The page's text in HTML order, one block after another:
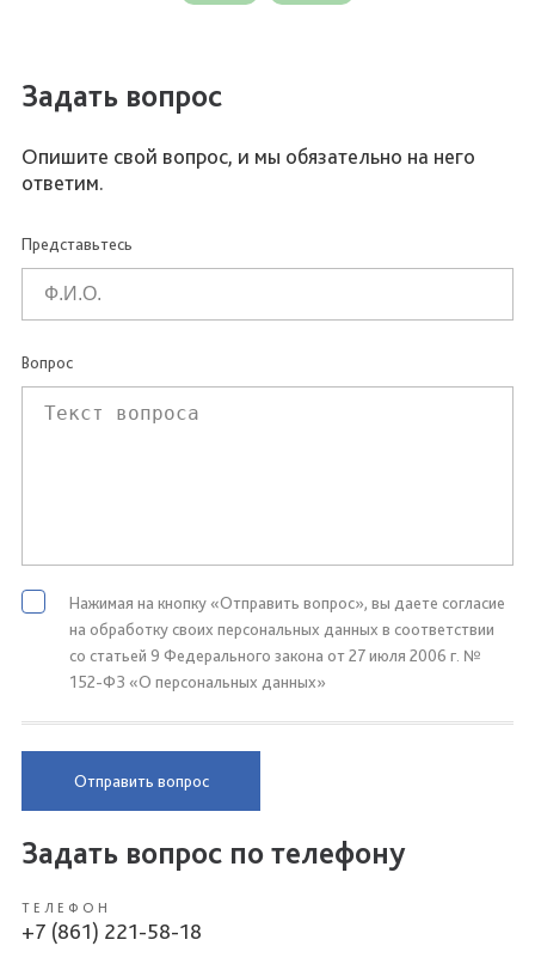
Задать вопрос
Опишите свой вопрос, и мы обязательно на него
ответим.
Представьтесь
Вопрос
Нажимая на кнопку «Отправить вопрос», вы даете согласие
на обработку своих персональных данных в соответствии
со статьей 9 Федерального закона от 27 июля 2006 г. №
152-ФЗ «О персональных данных»
Отправить вопрос
Задать вопрос по телефону
ТЕЛЕФОН
+7 (861) 221-58-18